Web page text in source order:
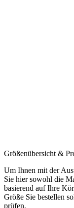
Größenübersicht &
Um Ihnen mit der
Sie hier sowohl die
basierend auf Ihre
Größe Sie bestellen
prüfen.